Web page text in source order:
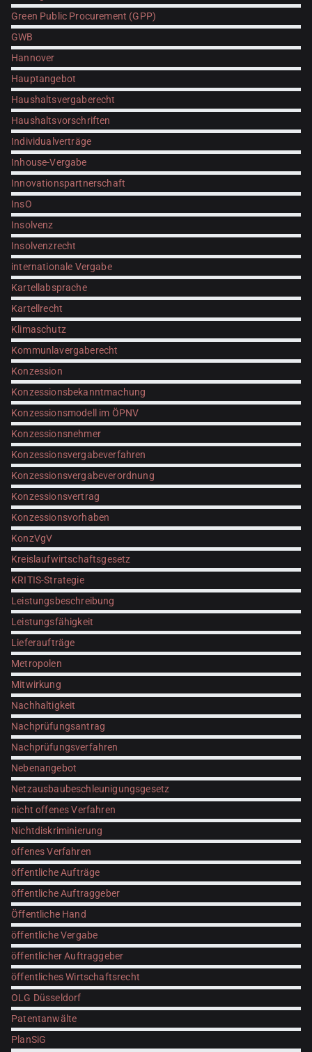
Green Public Procurement (GPP)
GWB
Hannover
Hauptangebot
Haushaltsvergaberecht
Haushaltsvorschriften
Individualverträge
Inhouse-Vergabe
Innovationspartnerschaft
InsO
Insolvenz
Insolvenzrecht
internationale Vergabe
Kartellabsprache
Kartellrecht
Klimaschutz
Kommunlavergaberecht
Konzession
Konzessionsbekanntmachung
Konzessionsmodell im ÖPNV
Konzessionsnehmer
Konzessionsvergabeverfahren
Konzessionsvergabeverordnung
Konzessionsvertrag
Konzessionsvorhaben
KonzVgV
Kreislaufwirtschaftsgesetz
KRITIS-Strategie
Leistungsbeschreibung
Leistungsfähigkeit
Lieferaufträge
Metropolen
Mitwirkung
Nachhaltigkeit
Nachprüfungsantrag
Nachprüfungsverfahren
Nebenangebot
Netzausbaubeschleunigungsgesetz
nicht offenes Verfahren
Nichtdiskriminierung
offenes Verfahren
öffentliche Aufträge
öffentliche Auftraggeber
Öffentliche Hand
öffentliche Vergabe
öffentlicher Auftraggeber
öffentliches Wirtschaftsrecht
OLG Düsseldorf
Patentanwälte
PlanSiG